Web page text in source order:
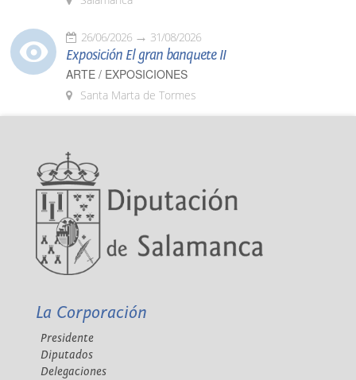
26/06/2026 31/08/2026
Exposición El gran banquete II
ARTE / EXPOSICIONES
Santa Marta de Tormes
La Corporación
Presidente
Diputados
Delegaciones